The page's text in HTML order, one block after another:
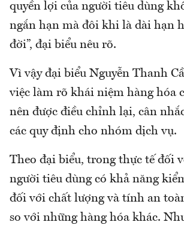
quyền lợi của người tiêu dùng
ngắn hạn mà đôi khi là dài hạn
đời”, đại biểu nêu rõ.
Vì vậy đại biểu Nguyễn Thanh
việc làm rõ khái niệm hàng hóa
nên được điều chỉnh lại, cân
các quy định cho nhóm dịch vụ.
Theo đại biểu, trong thực tế đối
người tiêu dùng có khả năng
đối với chất lượng và tính an
so với những hàng hóa khác.